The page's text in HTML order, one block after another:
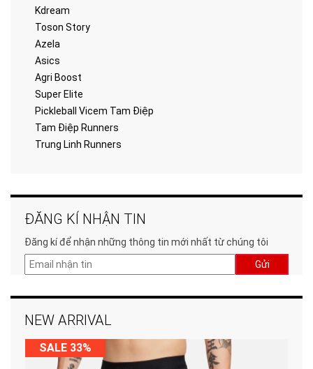
Kdream
Toson Story
Azela
Asics
Agri Boost
Super Elite
Pickleball Vicem Tam Điệp
Tam Điệp Runners
Trung Linh Runners
ĐĂNG KÍ NHẬN TIN
Đăng kí để nhận những thông tin mới nhất từ chúng tôi
Gửi
NEW ARRIVAL
SALE 33%